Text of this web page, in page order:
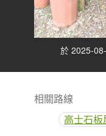
於 2025-
相關路線
高士石